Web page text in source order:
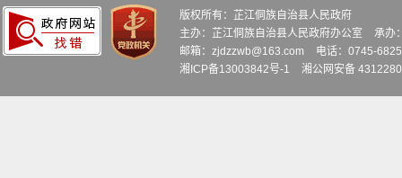
版权所有：芷江侗族自治县人民政府
主办：芷江侗族自治县人民政府办公室
承办
邮箱：zjdzzwb@163.com
电话：0745-
湘ICP备13003842号-1
湘公网安备